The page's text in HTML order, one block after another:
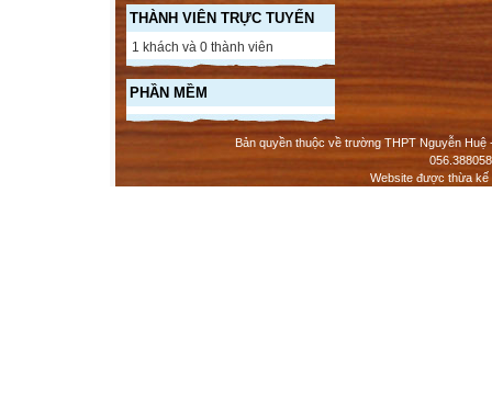
THÀNH VIÊN TRỰC TUYẾN
1 khách và 0 thành viên
PHẦN MỀM
Bản quyền thuộc về trường THPT Nguyễn
Website được thừa